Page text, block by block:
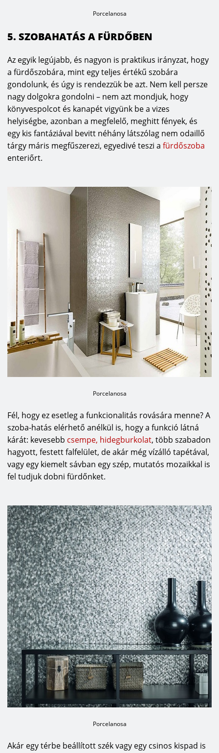
Porcelanosa
5. SZOBAHATÁS A FÜRDŐBEN
Az egyik legújabb, és nagyon is praktikus irányzat, hogy
a fürdőszobára, mint egy teljes értékű szobára
gondolunk, és úgy is rendezzük be azt. Nem kell persze
nagy dolgokra gondolni – nem azt mondjuk, hogy
könyvespolcot és kanapét vigyünk be a vizes
helyiségbe, azonban a megfelelő, meghitt fények, és
egy kis fantáziával bevitt néhány látszólag nem odaillő
tárgy máris megfűszerezi, egyedivé teszi a fürdőszoba
enteriőrt.
Porcelanosa
Fél, hogy ez esetleg a funkcionalitás rovására menne? A
szoba-hatás elérhető anélkül is, hogy a funkció látná
kárát: kevesebb csempe, hidegburkolat, több szabadon
hagyott, festett falfelület, de akár még vízálló tapétával,
vagy egy kiemelt sávban egy szép, mutatós mozaikkal is
fel tudjuk dobni fürdőnket.
Porcelanosa
Akár egy térbe beállított szék vagy egy csinos kispad is